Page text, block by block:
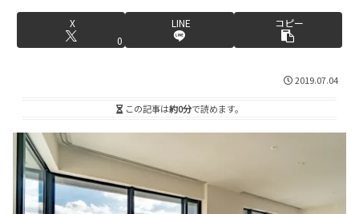
X
0
LINE コピー
2019.07.04
この記事は約0分で読めます。